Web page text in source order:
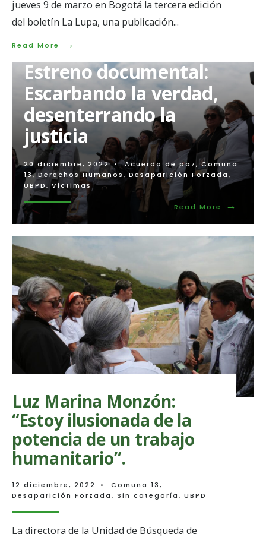
jueves 9 de marzo en Bogotá la tercera edición
del boletín La Lupa, una publicación...
Read More →
Read
Organizaciones
y
víctimas
piden
llamar
a
la
JEP
a
altos
mandos
militares
por
paramilitarismo,
dentro
de
macrocaso
Estreno documental:
Escarbando la verdad,
desenterrando la
justicia
20 diciembre, 2022 • Acuerdo de paz, Comuna
13,Derechos Humanos, Desaparición Forzada,
UBPD,Víctimas
Read More →
Read
justicia
Luz Marina Monzón:
“Estoy ilusionada de la
potencia de un trabajo
humanitario”.
12 diciembre, 2022 • Comuna 13,
Desaparición Forzada, Sin categoría, UBPD
La directora de la Unidad de Búsqueda de